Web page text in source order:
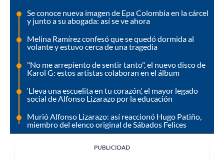
Se conoce nueva imagen de Epa Colombia en la cárcel
y junto a su abogada: así se ve ahora
Melina Ramírez confesó que se quedó dormida al
volante y estuvo cerca de una tragedia
"No me arrepiento de sentir tanto", el nuevo disco de
Karol G: estos artistas colaboran en el álbum
‘Lleva una escuelita en tu corazón’, el mayor legado
social de Alfonso Lizarazo por la educación
Murió Alfonso Lizarazo: así reaccionó Hugo Patiño,
miembro del elenco original de Sábados Felices
PUBLICIDAD